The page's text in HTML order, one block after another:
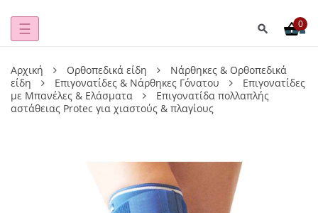
Toggle
☰ 0
Αρχική Ορθοπεδικά είδη
Νάρθηκες & Ορθοπεδικά
είδη
Επιγονατίδες & Νάρθηκες Γόνατου
Επιγονατίδες
με Μπανέλες & Ελάσματα
Επιγονατίδα πολλαπλής
αστάθειας Protec για χιαστούς & πλαγίους